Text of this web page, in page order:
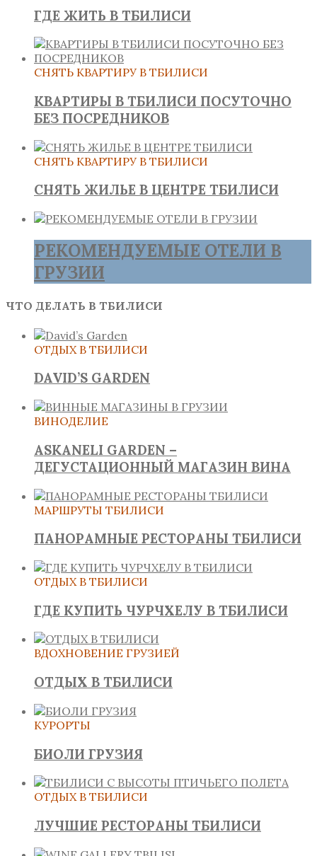
ГДЕ ЖИТЬ В ТБИЛИСИ
СНЯТЬ КВАРТИРУ В ТБИЛИСИ
КВАРТИРЫ В ТБИЛИСИ ПОСУТОЧНО
БЕЗ ПОСРЕДНИКОВ
СНЯТЬ КВАРТИРУ В ТБИЛИСИ
СНЯТЬ ЖИЛЬЕ В ЦЕНТРЕ ТБИЛИСИ
РЕКОМЕНДУЕМЫЕ ОТЕЛИ В
ГРУЗИИ
ЧТО ДЕЛАТЬ В ТБИЛИСИ
ОТДЫХ В ТБИЛИСИ
DAVID’S GARDEN
ВИНОДЕЛИЕ
ASKANELI GARDEN –
ДЕГУСТАЦИОННЫЙ МАГАЗИН ВИНА
МАРШРУТЫ ТБИЛИСИ
ПАНОРАМНЫЕ РЕСТОРАНЫ ТБИЛИСИ
ОТДЫХ В ТБИЛИСИ
ГДЕ КУПИТЬ ЧУРЧХЕЛУ В ТБИЛИСИ
ВДОХНОВЕНИЕ ГРУЗИЕЙ
ОТДЫХ В ТБИЛИСИ
КУРОРТЫ
БИОЛИ ГРУЗИЯ
ОТДЫХ В ТБИЛИСИ
ЛУЧШИЕ РЕСТОРАНЫ ТБИЛИСИ